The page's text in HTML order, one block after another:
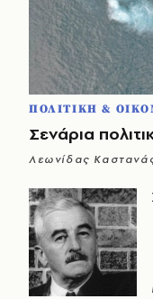
ΠΟΛΙΤΙΚΗ &
Σενάρια
Λεωνίδας